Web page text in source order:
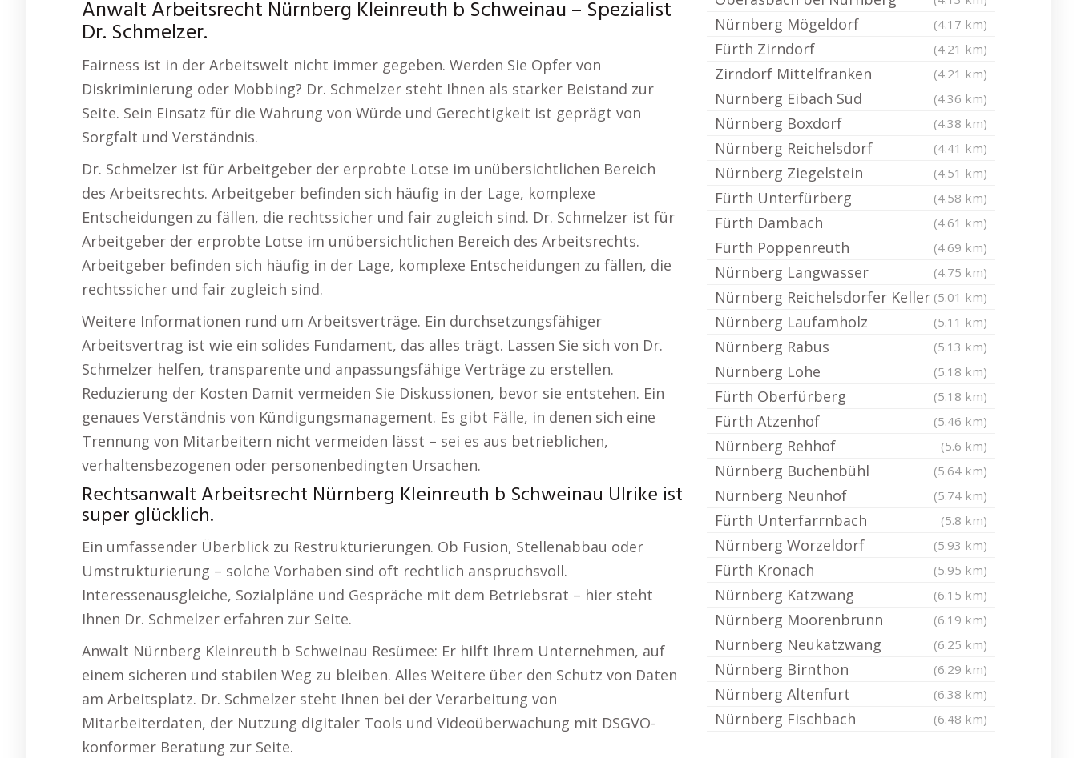
Anwalt Arbeitsrecht Nürnberg Kleinreuth b Schweinau – Spezialist
Dr. Schmelzer.
Fairness ist in der Arbeitswelt nicht immer gegeben. Werden Sie Opfer von
Diskriminierung oder Mobbing? Dr. Schmelzer steht Ihnen als starker Beistand zur
Seite. Sein Einsatz für die Wahrung von Würde und Gerechtigkeit ist geprägt von
Sorgfalt und Verständnis.
Dr. Schmelzer ist für Arbeitgeber der erprobte Lotse im unübersichtlichen Bereich
des Arbeitsrechts. Arbeitgeber befinden sich häufig in der Lage, komplexe
Entscheidungen zu fällen, die rechtssicher und fair zugleich sind. Dr. Schmelzer ist für
Arbeitgeber der erprobte Lotse im unübersichtlichen Bereich des Arbeitsrechts.
Arbeitgeber befinden sich häufig in der Lage, komplexe Entscheidungen zu fällen, die
rechtssicher und fair zugleich sind.
Weitere Informationen rund um Arbeitsverträge. Ein durchsetzungsfähiger
Arbeitsvertrag ist wie ein solides Fundament, das alles trägt. Lassen Sie sich von Dr.
Schmelzer helfen, transparente und anpassungsfähige Verträge zu erstellen.
Reduzierung der Kosten Damit vermeiden Sie Diskussionen, bevor sie entstehen. Ein
genaues Verständnis von Kündigungsmanagement. Es gibt Fälle, in denen sich eine
Trennung von Mitarbeitern nicht vermeiden lässt – sei es aus betrieblichen,
verhaltensbezogenen oder personenbedingten Ursachen.
Rechtsanwalt Arbeitsrecht Nürnberg Kleinreuth b Schweinau Ulrike ist
super glücklich.
Ein umfassender Überblick zu Restrukturierungen. Ob Fusion, Stellenabbau oder
Umstrukturierung – solche Vorhaben sind oft rechtlich anspruchsvoll.
Interessenausgleiche, Sozialpläne und Gespräche mit dem Betriebsrat – hier steht
Ihnen Dr. Schmelzer erfahren zur Seite.
Anwalt Nürnberg Kleinreuth b Schweinau Resümee: Er hilft Ihrem Unternehmen, auf
einem sicheren und stabilen Weg zu bleiben. Alles Weitere über den Schutz von Daten
am Arbeitsplatz. Dr. Schmelzer steht Ihnen bei der Verarbeitung von
Mitarbeiterdaten, der Nutzung digitaler Tools und Videoüberwachung mit DSGVO-
konformer Beratung zur Seite.
Nürnberg Mögeldorf (4.17 km)
Fürth Zirndorf (4.21 km)
Zirndorf Mittelfranken (4.21 km)
Nürnberg Eibach Süd (4.36 km)
Nürnberg Boxdorf (4.38 km)
Nürnberg Reichelsdorf (4.41 km)
Nürnberg Ziegelstein (4.51 km)
Fürth Unterfürberg (4.58 km)
Fürth Dambach (4.61 km)
Fürth Poppenreuth (4.69 km)
Nürnberg Langwasser (4.75 km)
Nürnberg Reichelsdorfer Keller (5.01 km)
Nürnberg Laufamholz (5.11 km)
Nürnberg Rabus (5.13 km)
Nürnberg Lohe (5.18 km)
Fürth Oberfürberg (5.18 km)
Fürth Atzenhof (5.46 km)
Nürnberg Rehhof (5.6 km)
Nürnberg Buchenbühl (5.64 km)
Nürnberg Neunhof (5.74 km)
Fürth Unterfarrnbach (5.8 km)
Nürnberg Worzeldorf (5.93 km)
Fürth Kronach (5.95 km)
Nürnberg Katzwang (6.15 km)
Nürnberg Moorenbrunn (6.19 km)
Nürnberg Neukatzwang (6.25 km)
Nürnberg Birnthon (6.29 km)
Nürnberg Altenfurt (6.38 km)
Nürnberg Fischbach (6.48 km)